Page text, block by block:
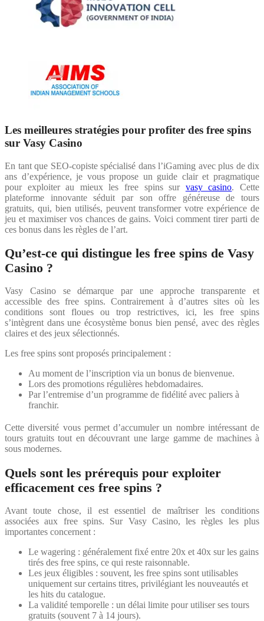
Les meilleures stratégies pour profiter des free spins
sur Vasy Casino
En tant que SEO-copiste spécialisé dans l’iGaming avec plus de dix
ans d’expérience, je vous propose un guide clair et pragmatique
pour exploiter au mieux les free spins sur vasy casino. Cette
plateforme innovante séduit par son offre généreuse de tours
gratuits, qui, bien utilisés, peuvent transformer votre expérience de
jeu et maximiser vos chances de gains. Voici comment tirer parti de
ces bonus dans les règles de l’art.
Qu’est-ce qui distingue les free spins de Vasy
Casino ?
Vasy Casino se démarque par une approche transparente et
accessible des free spins. Contrairement à d’autres sites où les
conditions sont floues ou trop restrictives, ici, les free spins
s’intègrent dans une écosystème bonus bien pensé, avec des règles
claires et des jeux sélectionnés.
Les free spins sont proposés principalement :
Au moment de l’inscription via un bonus de bienvenue.
Lors des promotions régulières hebdomadaires.
Par l’entremise d’un programme de fidélité avec paliers à
franchir.
Cette diversité vous permet d’accumuler un nombre intéressant de
tours gratuits tout en découvrant une large gamme de machines à
sous modernes.
Quels sont les prérequis pour exploiter
efficacement ces free spins ?
Avant toute chose, il est essentiel de maîtriser les conditions
associées aux free spins. Sur Vasy Casino, les règles les plus
importantes concernent :
Le wagering : généralement fixé entre 20x et 40x sur les gains
tirés des free spins, ce qui reste raisonnable.
Les jeux éligibles : souvent, les free spins sont utilisables
uniquement sur certains titres, privilégiant les nouveautés et
les hits du catalogue.
La validité temporelle : un délai limite pour utiliser ses tours
gratuits (souvent 7 à 14 jours).